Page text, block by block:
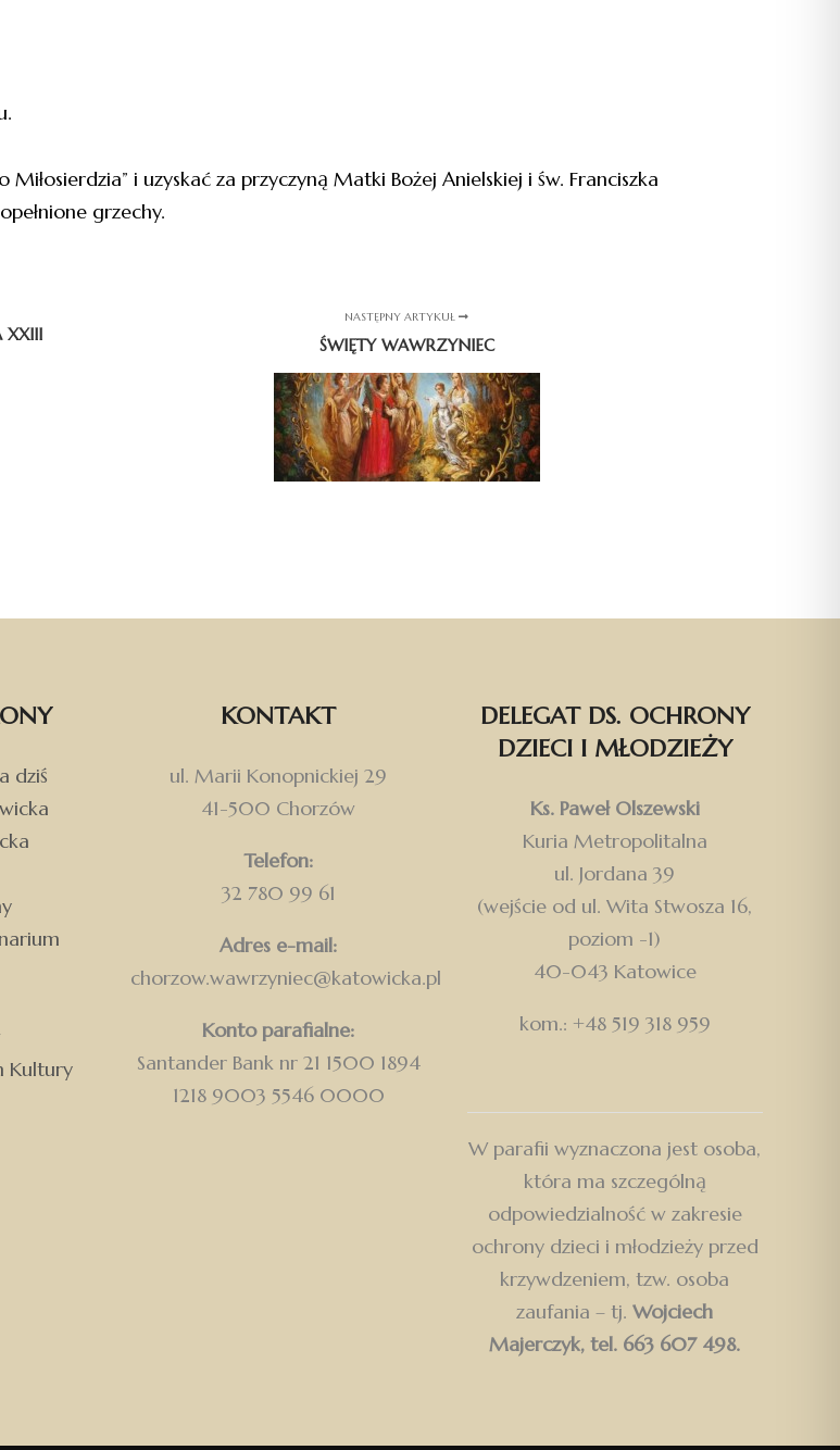
i uzyskać za przyczyną Matki Bożej Anielskiej i św. Franciszka
grzechy.
XXIII
NASTĘPNY ARTYKUŁ
ŚWIĘTY WAWRZYNIEC
dziś
Kultury
KONTAKT
ul. Marii Konopnickiej 29
41-500 Chorzów
Telefon:
32 780 99 61
Adres e-mail:
chorzow.wawrzyniec@katowicka.pl
Konto parafialne:
Santander Bank nr 21 1500 1894
1218 9003 5546 0000
DELEGAT DS. OCHRONY
DZIECI I MŁODZIEŻY
Ks. Paweł Olszewski
Kuria Metropolitalna
ul. Jordana 39
(wejście od ul. Wita Stwosza 16,
poziom -1)
40-043 Katowice
kom.: +48 519 318 959
W parafii wyznaczona jest osoba,
która ma szczególną
odpowiedzialność w zakresie
ochrony dzieci i młodzieży przed
krzywdzeniem, tzw. osoba
zaufania – tj.Wojciech
Majerczyk, tel. 663 607 498.